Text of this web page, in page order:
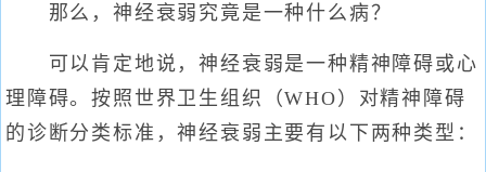
那么，神经衰弱究竟是一种什么病？
可以肯定地说，神经衰弱是一种精神障碍或心
理障碍。按照世界卫生组织（WHO）对精神障碍
的诊断分类标准，神经衰弱主要有以下两种类型：